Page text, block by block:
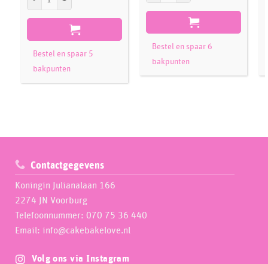
Bestel en spaar 5
bakpunten
Bestel en spaar 6
bakpunten
Contactgegevens
Koningin Julianalaan 166
2274 JN Voorburg
Telefoonnummer: 070 75 36 440
Email: info@cakebakelove.nl
Volg ons via Instagram